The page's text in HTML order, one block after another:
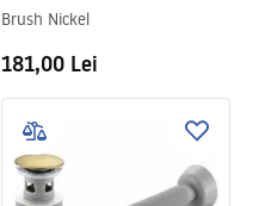
Brush Nickel
181,00 Lei